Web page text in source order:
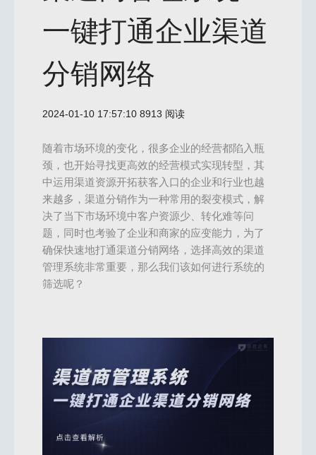
一键打通企业渠道
分销网络
2024-01-10 17:57:10 8913 阅读
随着市场环境的变化，很多企业的经营都陷入瓶
颈，也开始寻找更高效的经营模式实现转型，其
中运用渠道资源开拓获客入口的企业和行业也越
来越多，渠道分销作为一种常用的裂变模式，解
决了当下市场环境中客户资源少、转化难等问
题，同时也考验了企业和商家的应变能力，为了
确保快速地打通渠道分销网络，选择高效的渠道
管理系统非常重要，那么我们该如何进行系统的
筛选呢？